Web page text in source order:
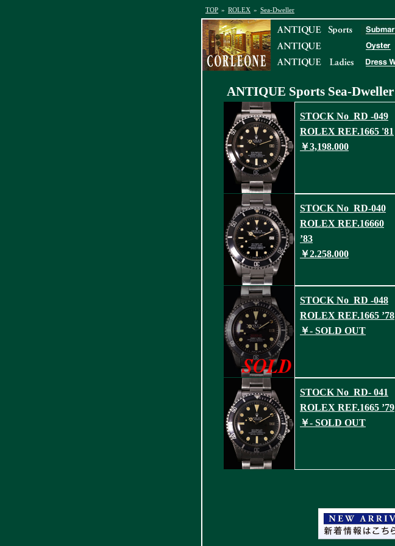
TOP » ROLEX » Sea-Dweller
ANTIQUE Sports Sea-Dweller
STOCK No_RD -049
ROLEX REF.1665 '81
￥3,198.000
STOCK No_RD-040
ROLEX REF.16660
’83
￥2.258.000
STOCK No_RD -048
ROLEX REF.1665 ’78
￥- SOLD OUT
STOCK No_RD- 041
ROLEX REF.1665 ’79
￥- SOLD OUT